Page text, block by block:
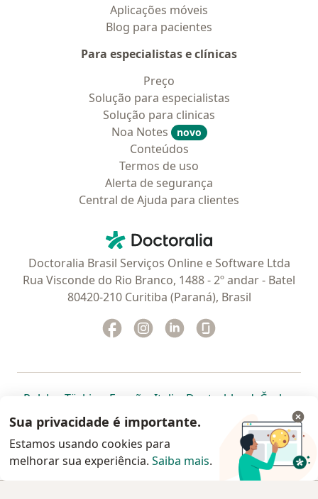
Aplicações móveis
Blog para pacientes
Para especialistas e clínicas
Preço
Solução para especialistas
Solução para clinicas
Noa Notes
novo
Conteúdos
Termos de uso
Alerta de segurança
Central de Ajuda para clientes
Doctoralia - Homepage
Doctoralia Brasil Serviços Online e Software Ltda
Rua Visconde do Rio Branco, 1488 - 2º andar - Batel
80420-210 Curitiba (Paraná), Brasil
Facebook
abre num novo separador
Instagram
abre num novo separador
Linkedin
abre num novo
Polska abre num novo separador
Türkiye abre num novo separador
España abre num novo separador
Italia abre num novo
Deutschlandabre num
Česko
Portugal abre num novo separador
, México abre num novo separador
, abre num novo separador
Brasil abre num novoabre num
abre
Colombia abre num novo
www.doctoralia.com.br © 2026 - Agende agora sua
Sua privacidade é importante.
Estamos usando cookies para
melhorar sua experiência. Saiba mais.